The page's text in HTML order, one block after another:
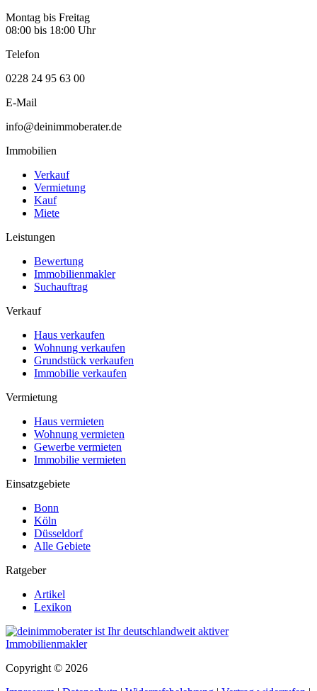
Montag bis Freitag
08:00 bis 18:00 Uhr
Telefon
0228 24 95 63 00
E-Mail
info@deinimmoberater.de
Immobilien
Verkauf
Vermietung
Kauf
Miete
Leistungen
Bewertung
Immobilienmakler
Suchauftrag
Verkauf
Haus verkaufen
Wohnung verkaufen
Grundstück verkaufen
Immobilie verkaufen
Vermietung
Haus vermieten
Wohnung vermieten
Gewerbe vermieten
Immobilie vermieten
Einsatzgebiete
Bonn
Köln
Düsseldorf
Alle Gebiete
Ratgeber
Artikel
Lexikon
Copyright © 2026